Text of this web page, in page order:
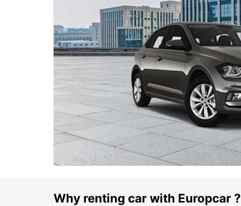
PICO - PORTUGAL
Why renting car with Europcar ?